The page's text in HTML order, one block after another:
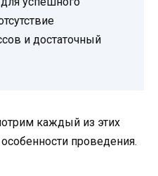
и достаточный
каждый из этих
проведения.